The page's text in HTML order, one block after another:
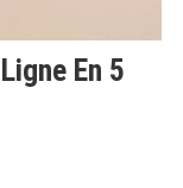
En 5